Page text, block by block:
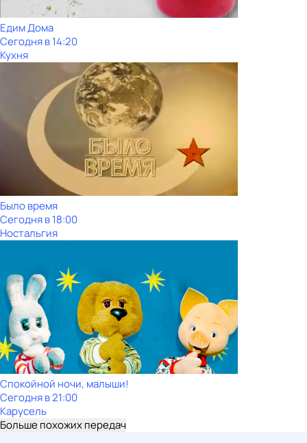
Едим Дома
Сегодня в 14:20
Кухня
Было время
Сегодня в 18:00
Ностальгия
Спокойной ночи, малыши!
Сегодня в 21:00
Карусель
Больше похожих передач